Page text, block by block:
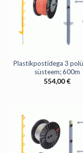
Plastikpostidega 3
süsteem; 600m
554,00€